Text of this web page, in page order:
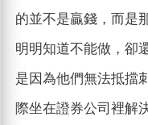
的並不是贏錢，而是
明明知道不能做，卻
是因為他們無法抵擋
際坐在證券公司裡解